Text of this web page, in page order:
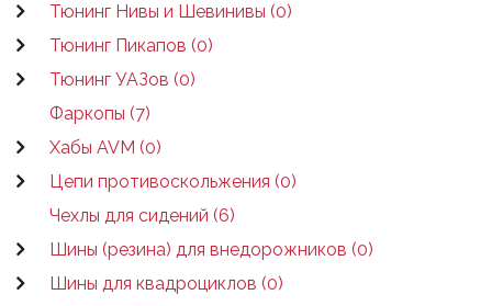
Тюнинг Нивы и Шевинивы (0)
Тюнинг Пикапов (0)
Тюнинг УАЗов (0)
Фаркопы (7)
Хабы AVM (0)
Цепи противоскольжения (0)
Чехлы для сидений (6)
Шины (резина) для внедорожников (0)
Шины для квадроциклов (0)